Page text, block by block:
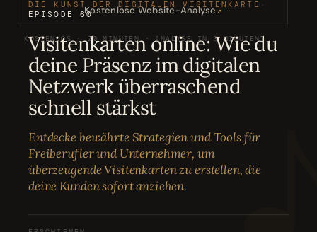
Podcasts
04 Bewertungen
05 Karriere
06 Partnerprogramm
Kostenlose Website-Analyse↗
KOSTENLOS · 20 MINUTEN · ANALYSE IN 3 MINUTEN
DIE KUNST DER DIGITALEN VISITENKARTE ·
EPISODE 60
Visitenkarten online: Wie du
deine Präsenz im digitalen
Netzwerk überraschend
schnell stärkst
Entdecke bewährte Strategien und Tools für
Freiberufler und Unternehmer, um
überzeugende Visitenkarten zu erstellen, die
deine Kunden sofort anziehen.